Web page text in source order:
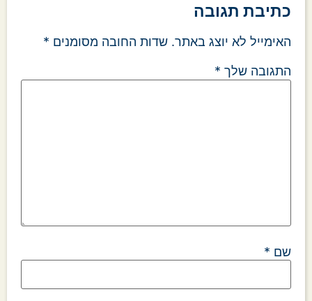
כתיבת תגובה
האימייל לא יוצג באתר. שדות החובה מסומנים *
התגובה שלך *
שם *